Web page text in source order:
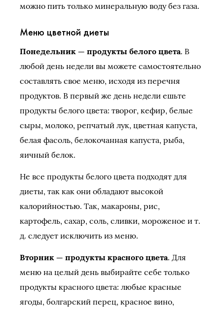
можно пить только минеральную воду без газа.
Меню цветной диеты
Понедельник — продукты белого цвета. В
любой день недели вы можете самостоятельно
составлять свое меню, исходя из перечня
продуктов. В первый же день недели ешьте
продукты белого цвета: творог, кефир, белые
сыры, молоко, репчатый лук, цветная капуста,
белая фасоль, белокочанная капуста, рыба,
яичный белок.
Не все продукты белого цвета подходят для
диеты, так как они обладают высокой
калорийностью. Так, макароны, рис,
картофель, сахар, соль, сливки, мороженое и т.
д. следует исключить из меню.
Вторник — продукты красного цвета. Для
меню на целый день выбирайте себе только
продукты красного цвета: любые красные
ягоды, болгарский перец, красное вино,